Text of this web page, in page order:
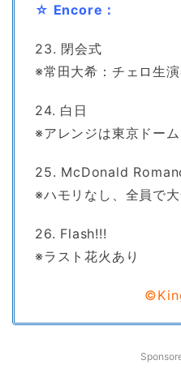
☆ Encore：
23. 閉会式
※常田大希：チェロ生
24. 白日
※アレンジは東京ドー
25. McDonald
※ハモリなし、全員で
26. Flash!!!
※ラスト花火あり